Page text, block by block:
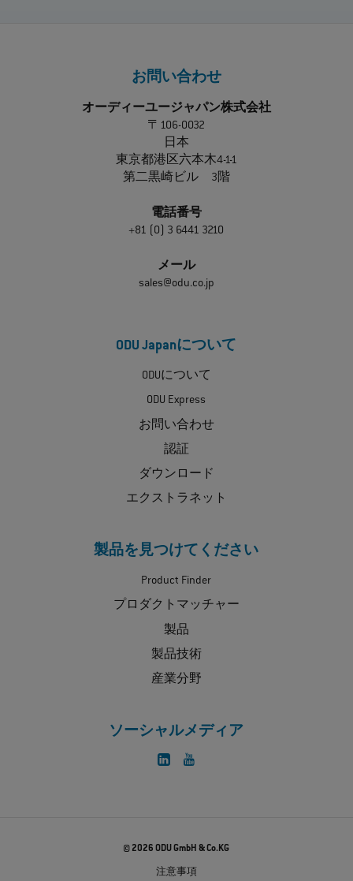
お問い合わせ
オーディーユージャパン株式会社
〒106-0032
日本
東京都港区六本木4-1-1
第二黒崎ビル 3階
電話番号
+81 (0) 3 6441 3210
メール
sales@odu.co.jp
ODU Japanについて
ODUについて
ODU Express
お問い合わせ
認証
ダウンロード
エクストラネット
製品を見つけてください
Product Finder
プロダクトマッチャー
製品
製品技術
産業分野
ソーシャルメディア
© 2026 ODU GmbH & Co.KG
注意事項